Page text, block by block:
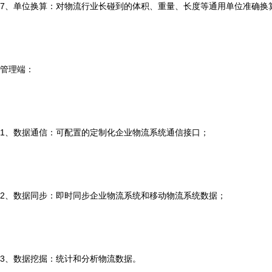
7、单位换算：对物流行业长碰到的体积、重量、长度等通用单位准确换
管理端：
1、数据通信：可配置的定制化企业物流系统通信接口；
2、数据同步：即时同步企业物流系统和移动物流系统数据；
3、数据挖掘：统计和分析物流数据。